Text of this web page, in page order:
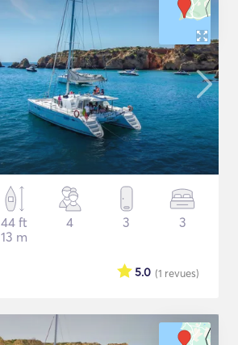
44 ft
13 m
4 3 3
(1 revues)
5.0